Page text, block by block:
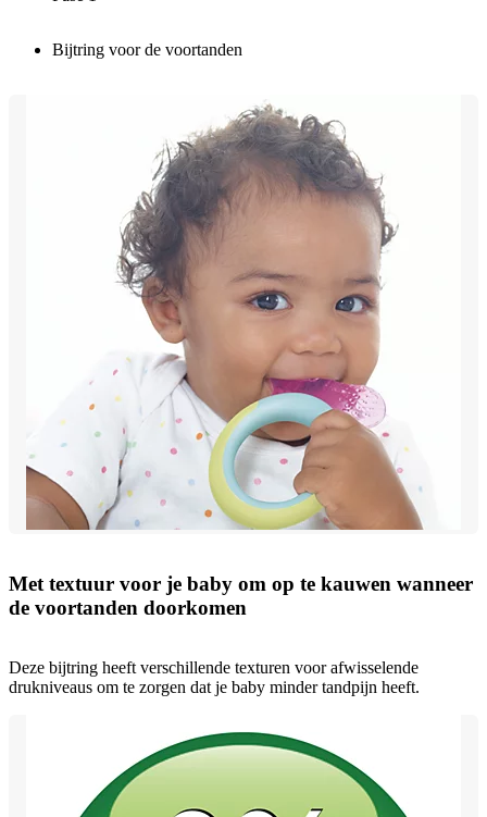
Bijtring voor de voortanden
Met textuur voor je baby om op te kauwen wanneer
de voortanden doorkomen
Deze bijtring heeft verschillende texturen voor afwisselende
drukniveaus om te zorgen dat je baby minder tandpijn heeft.